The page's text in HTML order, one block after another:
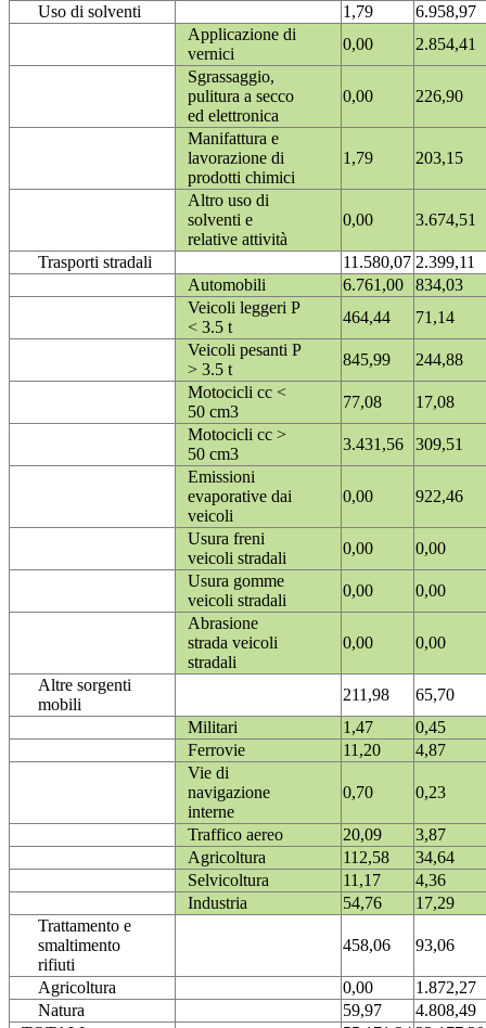
Uso di solventi 1,79
6.958,97
Applicazione di
vernici
0,00
2.854,41
Sgrassaggio,
pulitura a secco
ed elettronica
0,00 226,90
Manifattura e
lavorazione di
prodotti chimici
1,79 203,15
Altro uso di
solventi e
relative attività
0,00 3.674,51
Trasporti stradali 11.580,07 2.399,11
Automobili
6.761,00
834,03
Veicoli leggeri P
< 3.5 t
464,44
71,14
Veicoli pesanti P
> 3.5 t
845,99
244,88
Motocicli cc <
50 cm3
77,08
17,08
Motocicli cc >
50 cm3
3.431,56
309,51
Emissioni
evaporative dai
veicoli
0,00 922,46
Usura freni
veicoli stradali
0,00
0,00
Usura gomme
veicoli stradali
0,00
0,00
Abrasione
strada veicoli
stradali
0,00 0,00
Altre sorgenti
mobili
211,98
65,70
Militari
1,47
0,45
Ferrovie
11,20
4,87
Vie di
navigazione
interne
0,70 0,23
Traffico aereo 20,09
3,87
Agricoltura
112,58
34,64
Selvicoltura
11,17
4,36
Industria
54,76
17,29
Trattamento e
smaltimento
rifiuti
458,06 93,06
Agricoltura 0,00
1.872,27
Natura
59,97
4.808,49